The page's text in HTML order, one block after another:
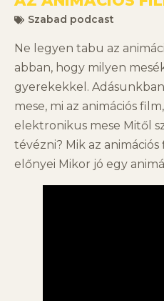
Szabad podcast
Ne legyen tabu az
abban, hogy milyen
gyerekekkel.
mese, mi az animációs
elektronikus mese Mitől
tévézni? Mik az
előnyei Mikor jó egy